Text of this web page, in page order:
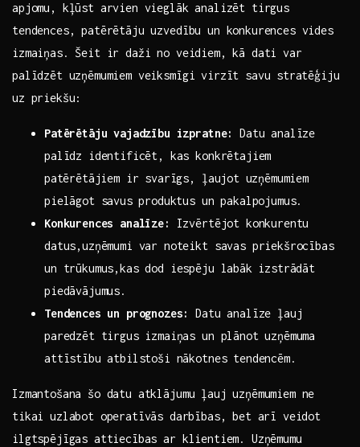
apjomu,‍ kļūst arvien​ vieglāk analizēt tirgus
tendences, patērētāju uzvedību un konkurences vides
izmaiņas. Šeit ir daži no veidiem, kā dati var
palīdzēt uzņēmumiem veiksmīgi virzīt savu ⁢stratēģiju
uz ‍priekšu:
Patērētāju vajadzību izpratne:
Datu analīze
palīdz identificēt, kas konkrētajiem
⁤patērētājiem ir svarīgs, ļaujot⁤ uzņēmumiem
pielāgot savus ⁤produktus‌ un pakalpojumus.
Konkurences ‌analīze:
Izvērtējot ​konkurentu
datus,uzņēmumi var noteikt ​savas priekšrocības
un trūkumus,kas‍ dod iespēju labāk⁣ izstrādāt
piedāvājumus.
Tendences un prognozes:
Datu analīze ļauj
paredzēt tirgus izmaiņas un plānot uzņēmuma
attīstību atbilstoši‌ nākotnes tendencēm.
Izmantošana šo datu atklājumu ļauj uzņēmumiem ne
tikai uzlabot operatīvās⁣ darbības, bet arī veidot
ilgtspējīgas attiecības ar klientiem. Uzņēmumu